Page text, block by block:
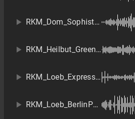
RKM_Dom_Sophisti City
RKM_Heilbut_Green On Red
RKM_Loeb_ExpressRoad
RKM_Loeb_BerlinPartyGänger